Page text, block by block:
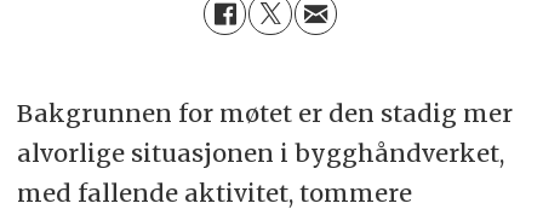
Bakgrunnen for møtet er den stadig mer
alvorlige situasjonen i bygghåndverket,
med fallende aktivitet, tommere